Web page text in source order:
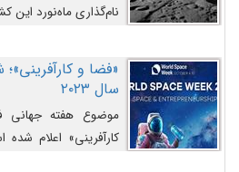
نام‌گذاری ماه‌نورد این
«فضا و
سال ۲۰۲۳
کارآفرینی» اعلام